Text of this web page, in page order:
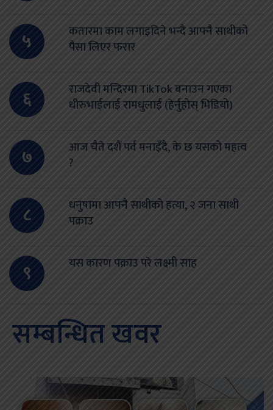
५
कतारमा काम लगाइदिने भन्दै आफ्नै साथीको
पैसा लिएर फरार
६
राजदेवी मन्दिरमा TikTok बनाउन गएका
धीरुभाईलाई रामधुलाई (हेर्नुहोस् भिडियो)
७
आज चैते दशैं पर्व मनाइँदै, के छ यसको महत्व
?
८
धनुषामा आफ्नै साथीको हत्या, २ जना साथी
पक्राउ
९ यस कारण पक्राउ परे लक्ष्मी साह
सम्बन्धित खवर